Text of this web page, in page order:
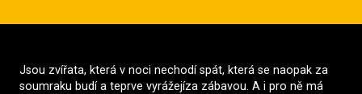
Jsou zvířata, která v noci nechodí spát, která se naopak za
soumraku budí a teprve vyrážejíza zábavou. A i pro ně má